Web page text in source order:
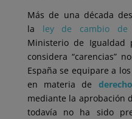
Más de una década
la ley de cambio de
Ministerio de Igualdad
considera “carencias”
España se equipare a
en materia de
mediante la aprobación
todavía no ha sido